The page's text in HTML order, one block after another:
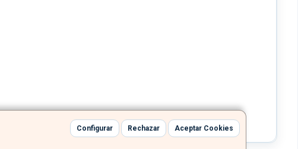
Configurar Rechazar Aceptar Cookies